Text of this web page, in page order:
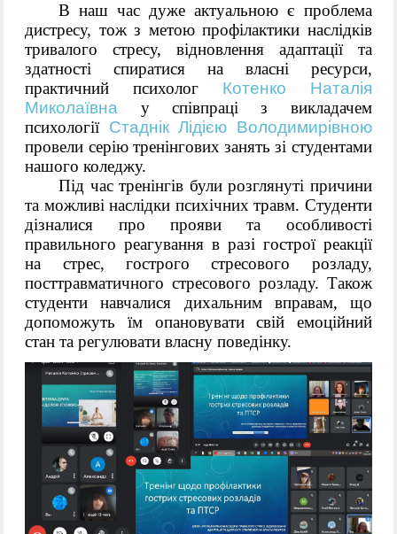
В наш час дуже актуальною є проблема
дистресу, тож з метою профілактики наслідків
тривалого стресу, відновлення адаптації та
здатності спиратися на власні ресурси,
практичний психолог Котенко Наталія
Миколаївна у співпраці з викладачем
психології Стаднік Лідією Володимирівною
провели серію тренінгових занять зі студентами
нашого коледжу.
Під час тренінгів були розглянуті причини
та можливі наслідки психічних травм. Студенти
дізналися про прояви та особливості
правильного реагування в разі гострої реакції
на стрес, гострого стресового розладу,
посттравматичного стресового розладу. Також
студенти навчалися дихальним вправам, що
допоможуть їм опановувати свій емоційний
стан та регулювати власну поведінку.